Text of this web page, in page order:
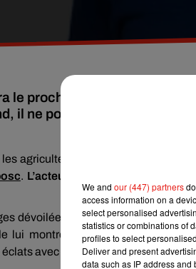
le prochain l'invité de
il ne pourra pas retenir ses
agriculteurs de L’Amour est dans
. L’acteur et humoriste français
dévoilées sur les réseaux
lui montrer quelques images très
éclats avec sa bande de copains :
We and our (447) partners
access information on a
select personalised
statistics or combinations of
profiles to select
Deliver and present
data such as IP address